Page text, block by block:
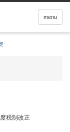
menu
税制改正